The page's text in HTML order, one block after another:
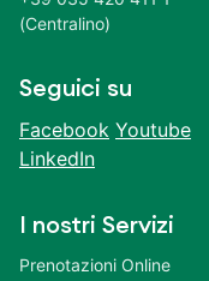
(Centralino)
Seguici su
Facebook Youtube
LinkedIn
I nostri Servizi
Prenotazioni Online